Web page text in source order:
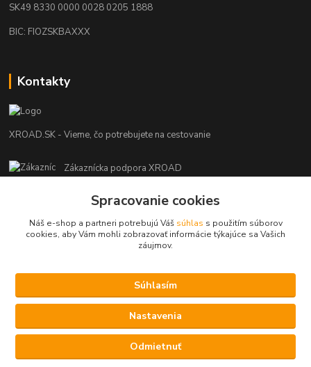
SK49 8330 0000 0028 0205 1888
BIC: FIOZSKBAXXX
Kontakty
XROAD.SK - Vieme, čo potrebujete na cestovanie
Zákaznícka podpora XROAD
+421 948 013 566
Po-Pi (08:00-16:00), So (11:00-14:00)
info@xroad.sk
Nastavenia cookies.
Copyright © 2021 XROAD.SK
Vytvorené na
Eshop-rychlo.sk
Spracovanie cookies
Náš e-shop a partneri potrebujú Váš súhlas s použitím súborov
cookies, aby Vám mohli zobrazovať informácie týkajúce sa Vašich
záujmov.
Nastavenia
Súhlasím